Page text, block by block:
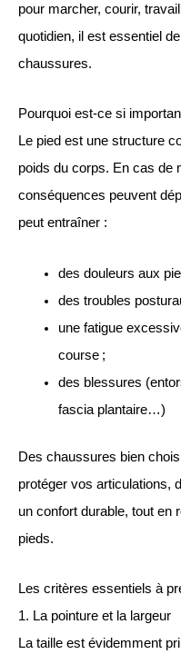
pour marcher, courir,
quotidien, il est essentiel
chaussures.
Pourquoi est-ce si
Le pied est une structure
poids du corps. En cas de
conséquences peuvent
peut entraîner :
des douleurs aux
des troubles
une fatigue
course ;
des blessures
fascia plantaire…)
Des chaussures bien
protéger vos articulations,
un confort durable, tout en
pieds.
Les critères essentiels à
1. La pointure et la largeur
La taille est évidemment